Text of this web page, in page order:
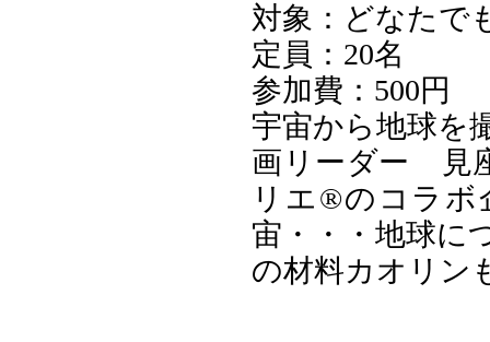
対象：どなたで
定員：20名
参加費：500円
宇宙から地球を
画リーダー 見
リエ®のコラボ
宙・・・地球に
の材料カオリン